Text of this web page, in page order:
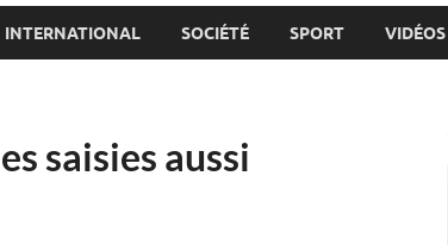
INTERNATIONAL SOCIÉTÉ SPORT VIDÉOS
saisies aussi